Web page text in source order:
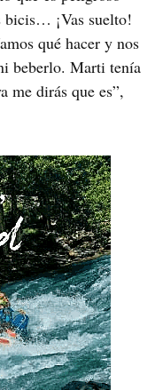
bicis… ¡Vas suelto!
qué hacer y nos
beberlo. Marti tenía
me dirás que es”,